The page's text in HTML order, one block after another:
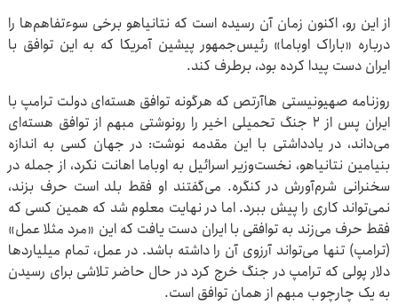
از این رو، اکنون زمان آن رسیده است که نتانیاهو برخی سوءتفاهم‌ها را
درباره «باراک اوباما» رئیس‌جمهور پیشین آمریکا که به این توافق با
ایران دست پیدا کرده بود، برطرف کند.
روزنامه صهیونیستی هاآرتص که هرگونه توافق هسته‌ای دولت ترامپ با
ایران پس از ۲ جنگ تحمیلی اخیر را رونوشتی مبهم از توافق هسته‌ای
می‌داند، در یادداشتی با این مقدمه نوشت: در جهان کسی به اندازه
بنیامین نتانیاهو، نخست‌وزیر اسرائیل به اوباما اهانت نکرد، از جمله در
سخنرانی شرم‌آورش در کنگره. می‌گفتند او فقط بلد است حرف بزند،
نمی‌تواند کاری را پیش ببرد. اما در نهایت معلوم شد که همین کسی که
فقط حرف می‌زند به توافقی با ایران دست یافت که این «مرد مثلا عمل»
(ترامپ) تنها می‌تواند آرزوی آن را داشته باشد. در عمل، تمام میلیاردها
دلار پولی که ترامپ در جنگ خرج کرد در حال حاضر تلاشی برای رسیدن
به یک چارچوب مبهم از همان توافق است.